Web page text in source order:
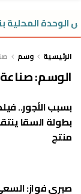
المحلية
الرئيسية وسم
الوسم:
بسبب الأجور..
بطولة السقا
منتج
صبري فواز: